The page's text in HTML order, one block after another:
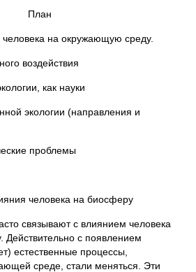
План
на окружающую среду.
воздействия
как науки
экологии (направления и
проблемы
человека на биосферу
связывают с влиянием человека
с появлением
естественные процессы,
среде, стали меняться. Эти